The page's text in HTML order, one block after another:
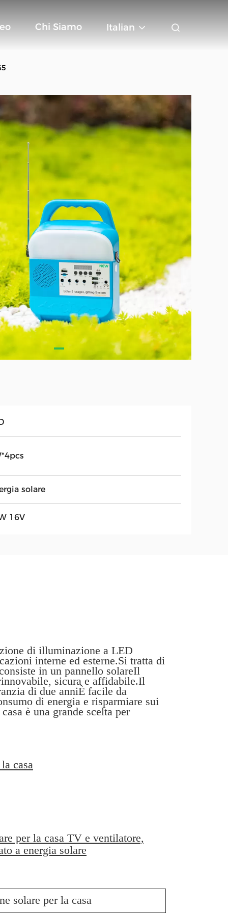
Chi Siamo Italian
solare
16V
di illuminazione a LED
interne ed esterne.Si tratta di
in un pannello solareIl
sicura e affidabile.Il
di due anniÈ facile da
di energia e risparmiare sui
è una grande scelta per
casa
per la casa TV e ventilatore,
a energia solare
solare per la casa